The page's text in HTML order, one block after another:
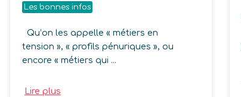
Les bonnes infos
Qu’on les appelle « métiers en
tension », « profils pénuriques », ou
encore « métiers qui ...
Lire plus